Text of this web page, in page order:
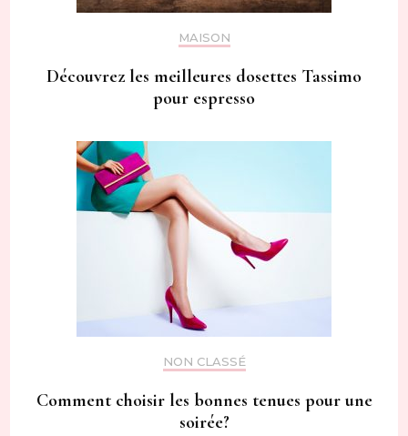
MAISON
Découvrez les meilleures dosettes Tassimo
pour espresso
NON CLASSÉ
Comment choisir les bonnes tenues pour une
soirée?